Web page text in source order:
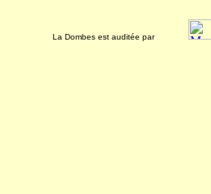
La Dombes est auditée par